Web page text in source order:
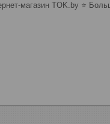
магазин TOK.by ⭐️